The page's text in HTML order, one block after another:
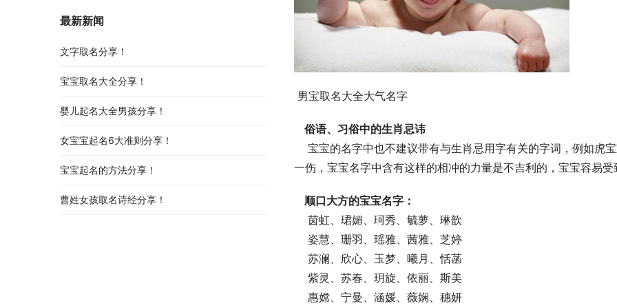
男宝取名大全大气名字
俗语、习俗中的生肖忌讳
一伤，宝宝名字中含有这样的相冲的力量是不吉利的，宝宝容易受
顺口大方的宝宝名字：
茵虹、珺媚、珂秀、毓萝、琳歆
姿慧、珊羽、瑶雅、茜雅、芝婷
苏澜、欣心、玉梦、曦月、恬菡
紫灵、苏春、玥旋、依丽、斯美
惠嫦、宁曼、涵媛、薇娴、穗妍
最新新闻
文字取名分享！
宝宝取名大全分享！
婴儿起名大全男孩分享！
女宝宝起名6大准则分享！
宝宝起名的方法分享！
曹姓女孩取名诗经分享！